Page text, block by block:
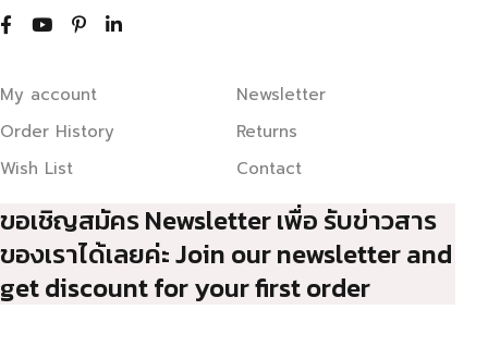
My account
Order History
Wish List
Newsletter
Returns
Contact
ขอเชิญสมัคร Newsletter เพื่อ รับข่าวสาร
ของเราได้เลยค่ะ Join our newsletter and
get discount for your first order